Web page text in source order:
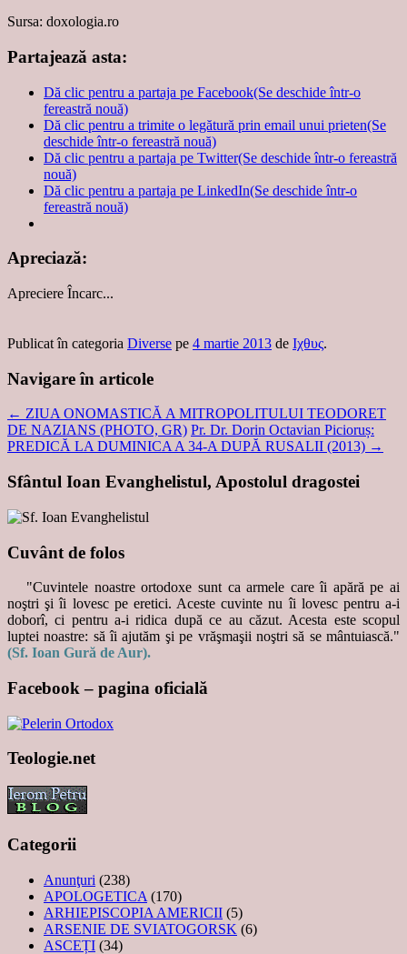
Sursa: doxologia.ro
Partajează asta:
Dă clic pentru a partaja pe Facebook(Se deschide într-o
fereastră nouă)
Dă clic pentru a trimite o legătură prin email unui prieten(Se
deschide într-o fereastră nouă)
Dă clic pentru a partaja pe Twitter(Se deschide într-o fereastră
nouă)
Dă clic pentru a partaja pe LinkedIn(Se deschide într-o
fereastră nouă)
Apreciază:
Apreciere Încarc...
Publicat în categoria Diverse pe 4 martie 2013 de Ιχθυς.
Navigare în articole
← ZIUA ONOMASTICĂ A MITROPOLITULUI TEODORET
DE NAZIANS (PHOTO, GR) Pr. Dr. Dorin Octavian Picioruș:
PREDICĂ LA DUMINICA A 34-A DUPĂ RUSALII (2013) →
Sfântul Ioan Evanghelistul, Apostolul dragostei
Cuvânt de folos
"Cuvintele noastre ortodoxe sunt ca armele care îi apără pe ai
noştri şi îi lovesc pe eretici. Aceste cuvinte nu îi lovesc pentru a-i
doborî, ci pentru a-i ridica după ce au căzut. Acesta este scopul
luptei noastre: să îi ajutăm şi pe vrăşmaşii noştri să se mântuiască."
(Sf. Ioan Gură de Aur).
Facebook – pagina oficială
Teologie.net
Categorii
Anunţuri (238)
APOLOGETICA (170)
ARHIEPISCOPIA AMERICII (5)
ARSENIE DE SVIATOGORSK (6)
ASCEȚI (34)